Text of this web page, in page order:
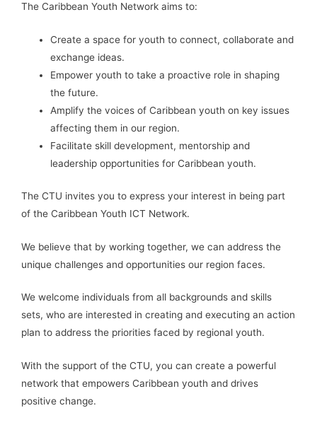
The Caribbean Youth Network aims to:
Create a space for youth to connect, collaborate and
exchange ideas.
Empower youth to take a proactive role in shaping
the future.
Amplify the voices of Caribbean youth on key issues
affecting them in our region.
Facilitate skill development, mentorship and
leadership opportunities for Caribbean youth.
The CTU invites you to express your interest in being part
of the Caribbean Youth ICT Network.
We believe that by working together, we can address the
unique challenges and opportunities our region faces.
We welcome individuals from all backgrounds and skills
sets, who are interested in creating and executing an action
plan to address the priorities faced by regional youth.
With the support of the CTU, you can create a powerful
network that empowers Caribbean youth and drives
positive change.